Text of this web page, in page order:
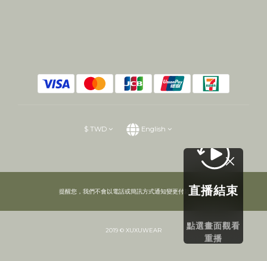
$ TWD English
提醒您，我們不會以電話或簡訊方式通知變更付款方式。
2019 © XUXUWEAR
直播結束
點選畫面觀看
重播